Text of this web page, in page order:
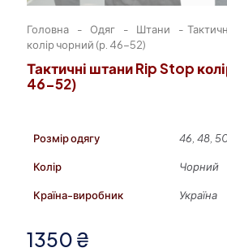
Головна - Одяг - Штани -
колір чорний (р. 46-52)
Тактичні штани Rip Stop
46-52)
Розмір одягу 46, 48,
Колір Чорний
Країна-виробник Україна
1350 ₴